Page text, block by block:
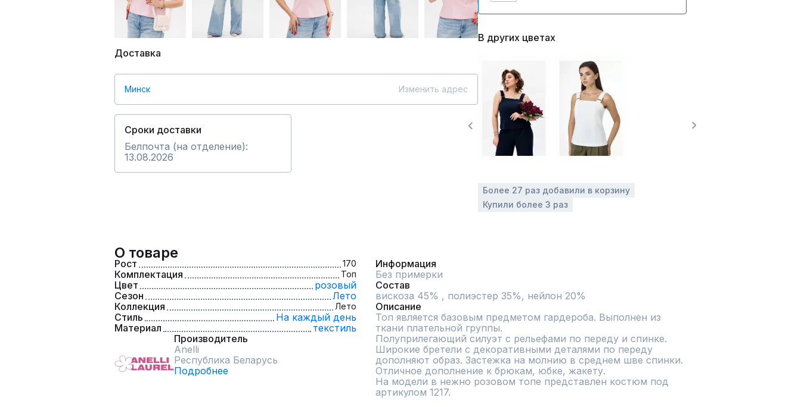
Доставка
Минск Изменить адрес
Сроки доставки
Белпочта (на отделение):
13.08.2026
В других цветах
Более 27 раз добавили в корзину
Купили более 3 раз
О товаре
Рост 170
Комплектация Топ
Цвет
розовый
Сезон
Лето
Коллекция
Лето
Стиль
На каждый день
Материал
текстиль
Производитель
Anelli
Республика Беларусь
Подробнее
Информация
Без примерки
Состав
вискоза 45% , полиэстер 35%, нейлон 20%
Описание
Топ является базовым предметом гардероба. Выполнен из
ткани плательной группы.
Полуприлегающий силуэт с рельефами по переду и спинке.
Широкие бретели с декоративными деталями по переду
дополняют образ. Застежка на молнию в среднем шве спинки.
Отличное дополнение к брюкам, юбке, жакету.
На модели в нежно розовом топе представлен костюм под
артикулом 1217.